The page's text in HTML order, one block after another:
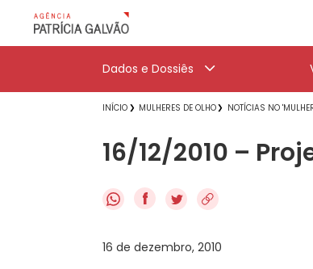
Dados e Dossiês
INÍCIO MULHERES DE OLHO NOTÍCIAS NO
16/12/2010 –
f
16 de dezembro, 2010